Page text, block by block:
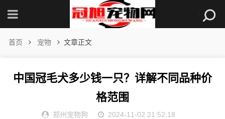
首页 宠物 文章正文
中国冠毛犬多少钱一只？详解不同品种价
格范围
郑州宠物狗 2024-11-02 21:52:18